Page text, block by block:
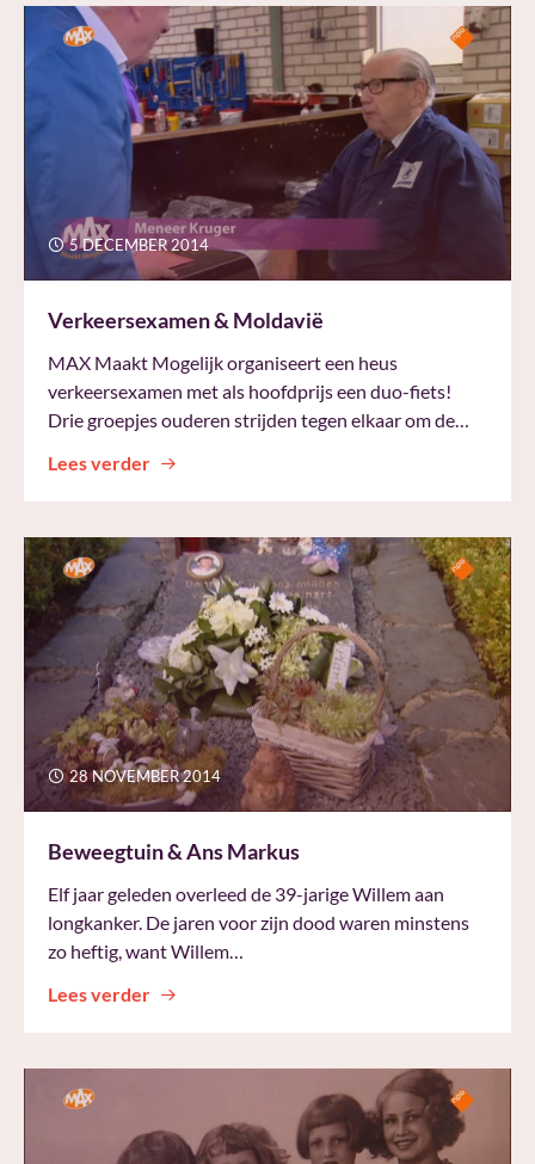
5 DECEMBER 2014
Verkeersexamen & Moldavië
MAX Maakt Mogelijk organiseert een heus
verkeersexamen met als hoofdprijs een duo-fiets!
Drie groepjes ouderen strijden tegen elkaar om de…
Lees verder
28 NOVEMBER 2014
Beweegtuin & Ans Markus
Elf jaar geleden overleed de 39-jarige Willem aan
longkanker. De jaren voor zijn dood waren minstens
zo heftig, want Willem…
Lees verder